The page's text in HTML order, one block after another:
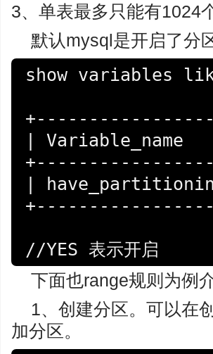
3、单表最多只能有1024
默认mysql是开启了分
show variables
|
|
//YES 表示开启
下面也range规则为例
1、创建分区。可以在
加分区。